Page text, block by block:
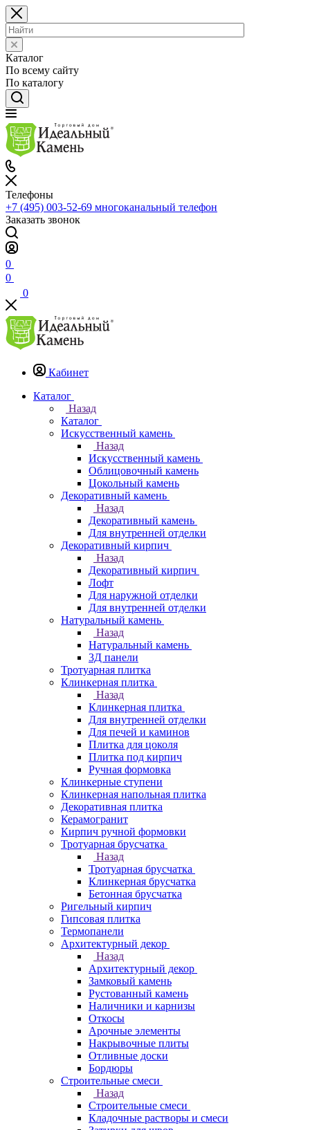
Каталог
По всему сайту
По каталогу
Телефоны
+7 (495) 003-52-69 многоканальный телефон
Заказать звонок
0
0
0
Кабинет
Каталог
Назад
Каталог
Искусственный камень
Назад
Искусственный камень
Облицовочный камень
Цокольный камень
Декоративный камень
Назад
Декоративный камень
Для внутренней отделки
Декоративный кирпич
Назад
Декоративный кирпич
Лофт
Для наружной отделки
Для внутренней отделки
Натуральный камень
Назад
Натуральный камень
3Д панели
Тротуарная плитка
Клинкерная плитка
Назад
Клинкерная плитка
Для внутренней отделки
Для печей и каминов
Плитка для цоколя
Плитка под кирпич
Ручная формовка
Клинкерные ступени
Клинкерная напольная плитка
Декоративная плитка
Керамогранит
Кирпич ручной формовки
Тротуарная брусчатка
Назад
Тротуарная брусчатка
Клинкерная брусчатка
Бетонная брусчатка
Ригельный кирпич
Гипсовая плитка
Термопанели
Архитектурный декор
Назад
Архитектурный декор
Замковый камень
Рустованный камень
Наличники и карнизы
Откосы
Арочные элементы
Накрывочные плиты
Отливные доски
Бордюры
Строительные смеси
Назад
Строительные смеси
Кладочные растворы и смеси